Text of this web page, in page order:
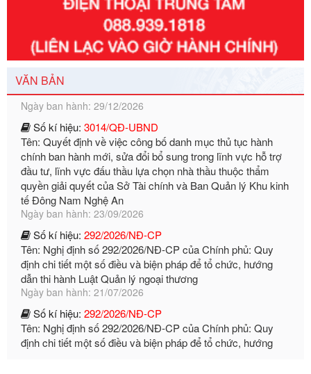
VĂN BẢN
351/2025/NĐ-CP
Tên: Nghị định số 351/2025/NĐ-CP của Chính phủ: Quy
định chuẩn nghèo đa chiều quốc gia giai đoạn 2026 - 2030
Ngày ban hành: 29/12/2026
Số kí hiệu:3014/QĐ-UBND
Tên: Quyết định về việc công bố danh mục thủ tục hành
chính ban hành mới, sửa đổi bổ sung trong lĩnh vực hỗ trợ
đầu tư, lĩnh vực đấu thầu lựa chọn nhà thầu thuộc thẩm
quyền giải quyết của Sở Tài chính và Ban Quản lý Khu kinh
tế Đông Nam Nghệ An
Ngày ban hành: 23/09/2026
Số kí hiệu: 292/2026/NĐ-CP
Tên: Nghị định số 292/2026/NĐ-CP của Chính phủ: Quy
định chi tiết một số điều và biện pháp để tổ chức, hướng
dẫn thi hành Luật Quản lý ngoại thương
Ngày ban hành: 21/07/2026
Số kí hiệu:292/2026/NĐ-CP
Tên: Nghị định số 292/2026/NĐ-CP của Chính phủ: Quy
định chi tiết một số điều và biện pháp để tổ chức, hướng
dẫn thi hành Luật Quản lý ngoại thương
Ngày ban hành: 21/07/2026